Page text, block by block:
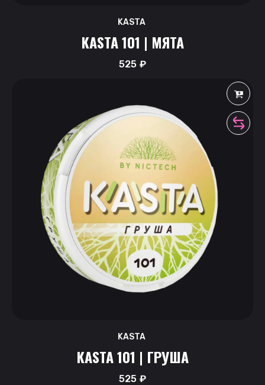
KASTA
KASTA 101 | МЯТА
525₽
KASTA
KASTA 101 | ГРУША
525₽